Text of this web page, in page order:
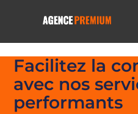
Facilitez la
avec nos
performants